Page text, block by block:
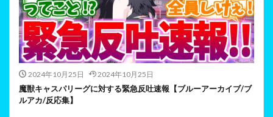
2024年10月25日 2024年10月25日
魔獣キャスパリーグに対する緊急反吐速報【ブルーアーカイブ/ブ
ルアカ/反応集】